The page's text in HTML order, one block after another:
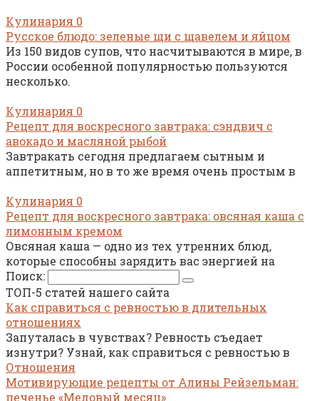
Кулинария 0
Русское блюдо: зеленые щи с щавелем и яйцом
Из 150 видов супов, что насчитываются в мире, в
России особенной популярностью пользуются
несколько.
Кулинария 0
Рецепт для воскресного завтрака: сэндвич с
авокадо и масляной рыбой
Завтракать сегодня предлагаем сытным и
аппетитным, но в то же время очень простым в
Кулинария 0
Рецепт для воскресного завтрака: овсяная каша с
лимонным кремом
Овсяная каша — одно из тех утренних блюд,
которые способны зарядить вас энергией на
Поиск:
ТОП-5 статей нашего сайта
Как справиться с ревностью в длительных
отношениях
Запуталась в чувствах? Ревность съедает
изнутри? Узнай, как справиться с ревностью в
Отношения
Мотивирующие рецепты от Алины Рейзельман:
печенье «Медовый месяц»